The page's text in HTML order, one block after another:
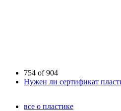
754 of 904
Нужен ли сертификат
все о пластике